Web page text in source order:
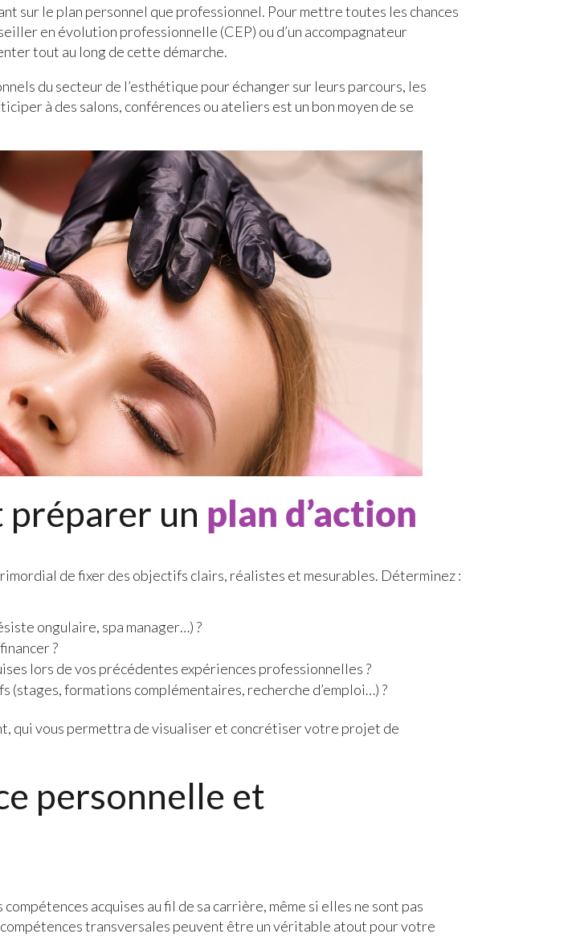
sur le plan personnel que professionnel. Pour mettre toutes les chances
en évolution professionnelle (CEP) ou d’un accompagnateur
tout au long de cette démarche.
du secteur de l’esthétique pour échanger sur leurs parcours, les
à des salons, conférences ou ateliers est un bon moyen de se
un plan d’action
de fixer des objectifs clairs, réalistes et mesurables. Déterminez :
ongulaire, spa manager…) ?
?
lors de vos précédentes expériences professionnelles ?
formations complémentaires, recherche d’emploi…) ?
qui vous permettra de visualiser et concrétiser votre projet de
personnelle et
acquises au fil de sa carrière, même si elles ne sont pas
transversales peuvent être un véritable atout pour votre